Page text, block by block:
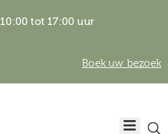
tot 17:00 uur
Boek uw bezoek